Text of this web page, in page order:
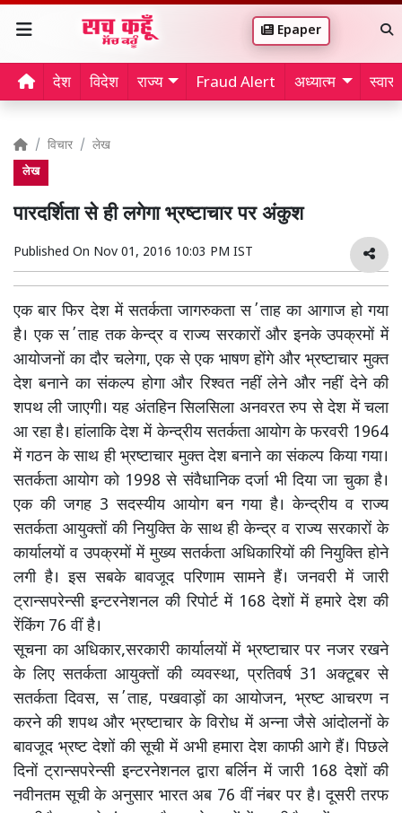
Epaper
देश विदेश राज्य Fraud Alert अध्यात्म
विचार लेख
लेख
पारदर्शिता से ही लगेगा भ्रष्टाचार पर अंकुश
Published On Nov 01, 2016 10:03 PM IST
एक बार फिर देश में सतर्कता जागरुकता स΄ताह का आगाज हो गया
है। एक स΄ताह तक केन्द्र व राज्य सरकारों और इनके उपक्रमों में
आयोजनों का दौर चलेगा, एक से एक भाषण होंगे और भ्रष्टाचार मुक्त
देश बनाने का संकल्प होगा और रिश्वत नहीं लेने और नहीं देने की
शपथ ली जाएगी। यह अंतहिन सिलसिला अनवरत रुप से देश में चला
आ रहा है। हांलाकि देश में केन्द्रीय सतर्कता आयोग के फरवरी 1964
में गठन के साथ ही भ्रष्टाचार मुक्त देश बनाने का संकल्प किया गया।
सतर्कता आयोग को 1998 से संवैधानिक दर्जा भी दिया जा चुका है।
एक की जगह 3 सदस्यीय आयोग बन गया है। केन्द्रीय व राज्य
सतर्कता आयुक्तों की नियुक्ति के साथ ही केन्द्र व राज्य सरकारों के
कार्यालयों व उपक्रमों में मुख्य सतर्कता अधिकारियों की नियुक्ति होने
लगी है। इस सबके बावजूद परिणाम सामने हैं। जनवरी में जारी
ट्रान्सपरेन्सी इन्टरनेशनल की रिपोर्ट में 168 देशों में हमारे देश की
रेंकिंग 76 वीं है।
सूचना का अधिकार,सरकारी कार्यालयों में भ्रष्टाचार पर नजर रखने
के लिए सतर्कता आयुक्तों की व्यवस्था, प्रतिवर्ष 31 अक्टूबर से
सतर्कता दिवस, स΄ताह, पखवाड़ों का आयोजन, भ्रष्ट आचरण न
करने की शपथ और भ्रष्टाचार के विरोध में अन्ना जैसे आंदोलनों के
बावजूद भ्रष्ट देशों की सूची में अभी हमारा देश काफी आगे हैं। पिछले
दिनों ट्रान्सपरेन्सी इन्टरनेशनल द्वारा बर्लिन में जारी 168 देशों की
नवीनतम सूची के अनुसार भारत अब 76 वीं नंबर पर है। दूसरी तरफ